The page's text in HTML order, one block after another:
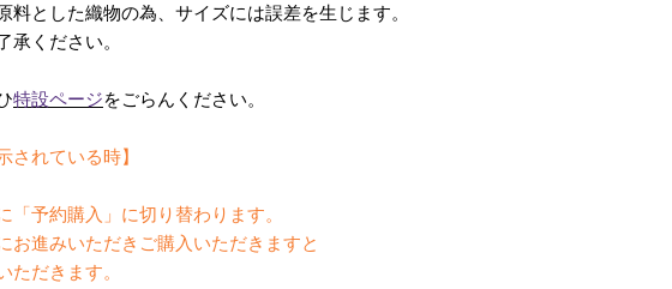
料とした織物の為、サイズには誤差を生じます。
ください。
特設ページをごらんください。
されている時】
「予約購入」に切り替わります。
お進みいただきご購入いただきますと
ただきます。